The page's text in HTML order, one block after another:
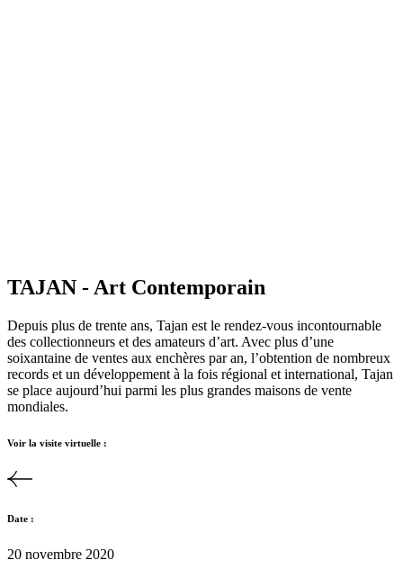
TAJAN - Art Contemporain
Depuis plus de trente ans, Tajan est le rendez-vous incontournable
des collectionneurs et des amateurs d’art. Avec plus d’une
soixantaine de ventes aux enchères par an, l’obtention de nombreux
records et un développement à la fois régional et international, Tajan
se place aujourd’hui parmi les plus grandes maisons de vente
mondiales.
Voir la visite virtuelle :
Date :
20 novembre 2020